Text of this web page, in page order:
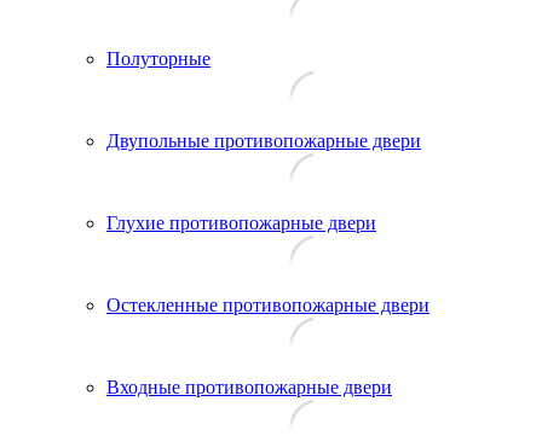
Полуторные
Двупольные противопожарные двери
Глухие противопожарные двери
Остекленные противопожарные двери
Входные противопожарные двери